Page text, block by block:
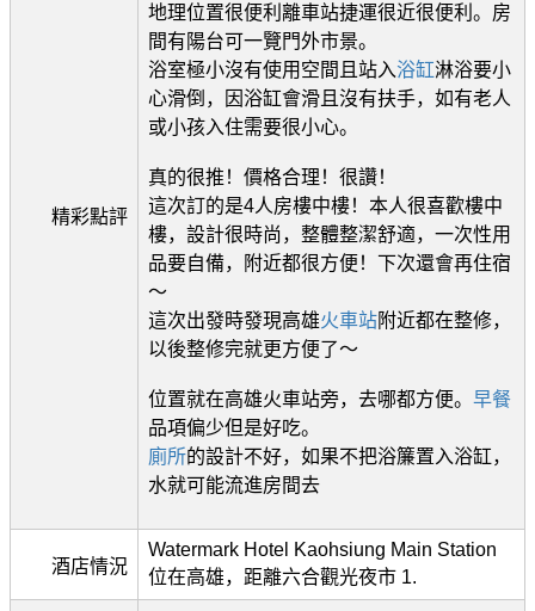
精彩點評
地理位置很便利離車站捷運很近很便利。房
間有陽台可一覽門外市景。
浴室極小沒有使用空間且站入浴缸淋浴要小
心滑倒，因浴缸會滑且沒有扶手，如有老人
或小孩入住需要很小心。
真的很推！價格合理！很讚！
這次訂的是4人房樓中樓！本人很喜歡樓中
樓，設計很時尚，整體整潔舒適，一次性用
品要自備，附近都很方便！下次還會再住宿
～
這次出發時發現高雄火車站附近都在整修，
以後整修完就更方便了～
位置就在高雄火車站旁，去哪都方便。 早餐
品項偏少但是好吃。
廁所的設計不好，如果不把浴簾置入浴缸，
水就可能流進房間去
酒店情況
Watermark Hotel Kaohsiung Main Station
位在高雄，距離六合觀光夜市 1.